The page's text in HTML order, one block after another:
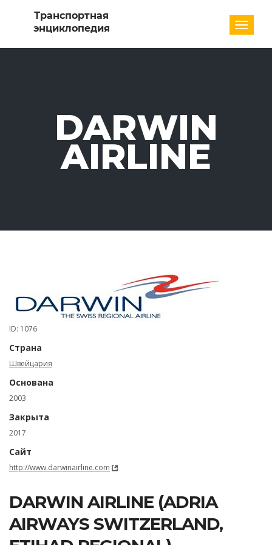
DARWIN
AIRLINE
ID: 1076
Страна
Швейцария
Основана
2003
Закрыта
2017
Сайт
http://www.darwinairline.com
DARWIN AIRLINE (ADRIA
AIRWAYS SWITZERLAND,